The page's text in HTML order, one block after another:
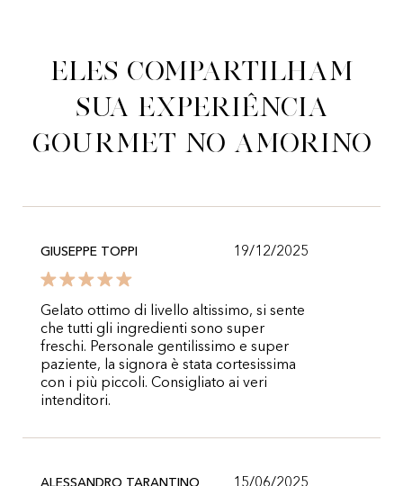
Eles compartilham
sua experiência
gourmet no Amorino
GIUSEPPE TOPPI 19/12/2025
Gelato ottimo di livello altissimo, si sente
che tutti gli ingredienti sono super
freschi. Personale gentilissimo e super
paziente, la signora è stata cortesissima
con i più piccoli. Consigliato ai veri
intenditori.
ALESSANDRO TARANTINO